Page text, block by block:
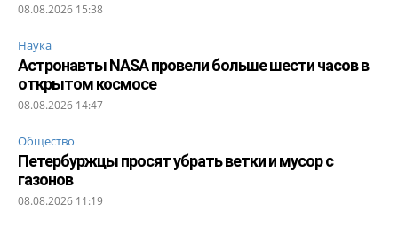
08.08.2026 15:38
Наука
Астронавты NASA провели больше шести часов в
открытом космосе
08.08.2026 14:47
Общество
Петербуржцы просят убрать ветки и мусор с
газонов
08.08.2026 11:19